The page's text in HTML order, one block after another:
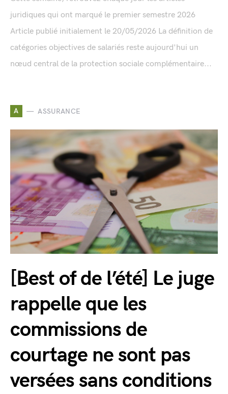
juridiques qui ont marqué le premier semestre 2026
Article publié initialement le 20/05/2026 La définition de
catégories objectives de salariés reste aujourd'hui un
nœud central de la protection sociale complémentaire...
A ASSURANCE
[Best of de l’été] Le juge
rappelle que les
commissions de
courtage ne sont pas
versées sans conditions